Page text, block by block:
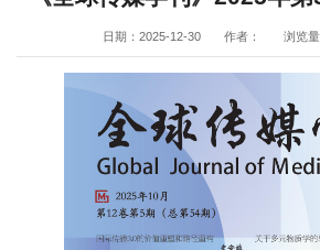
日期：2025-12-30 作者： 浏览量